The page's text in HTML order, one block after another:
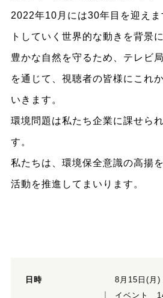
2022年10月には30年目を迎え
トしていく世界的な動きを背景
豊かな自然を守るため、テレビ
を通じて、視聴者の皆様にこれ
いきます。
環境問題は私たち企業に課せら
す。
私たちは、環境保全意識の高揚
活動を推進してまいります。
日時
8月15日(月)
イベント